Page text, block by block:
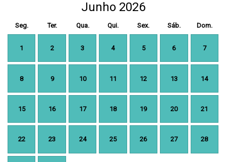
Junho 2026
Seg. Ter. Qua. Qui. Sex. Sáb. Dom.
1 2 3 4 5 6 7
8 9 10 11 12 13 14
15 16 17 18 19 20 21
22 23 24 25 26 27 28